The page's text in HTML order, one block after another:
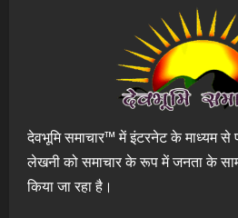
देवभूमि समाचार™ में इंटरनेट के माध्यम
लेखनी को समाचार के रूप में जनता के
किया जा रहा है।